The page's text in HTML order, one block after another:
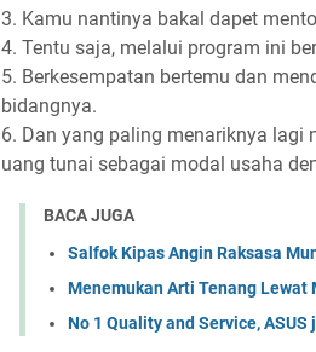
3. Kamu nantinya bakal dapet
4. Tentu saja, melalui program ini
5. Berkesempatan bertemu dan
bidangnya.
6. Dan yang paling menariknya lagi
uang tunai sebagai modal usaha
BACA JUGA
Salfok Kipas Angin Raksasa
Menemukan Arti Tenang Lewat
No 1 Quality and Service,